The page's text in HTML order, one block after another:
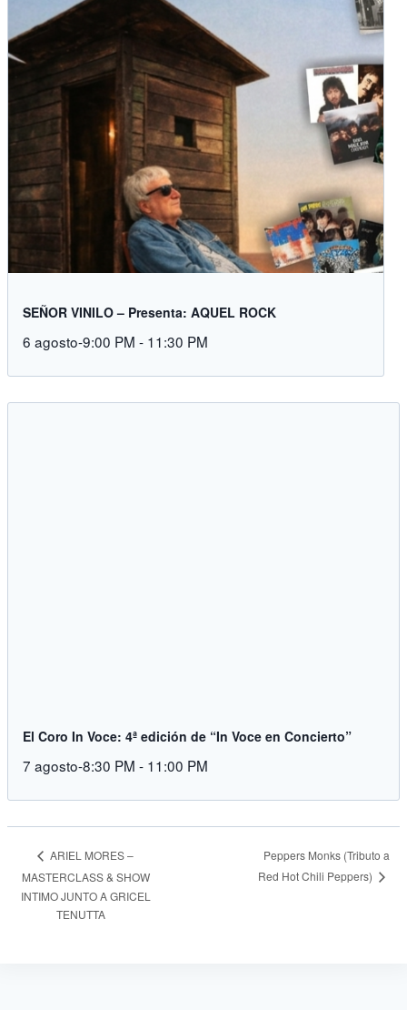
SEÑOR VINILO – Presenta: AQUEL ROCK
6 agosto-9:00 PM - 11:30 PM
El Coro In Voce: 4ª edición de “In Voce en Concierto”
7 agosto-8:30 PM - 11:00 PM
ARIEL MORES –
MASTERCLASS & SHOW
INTIMO JUNTO A GRICEL
TENUTTA
Peppers Monks (Tributo a
Red Hot Chili Peppers)